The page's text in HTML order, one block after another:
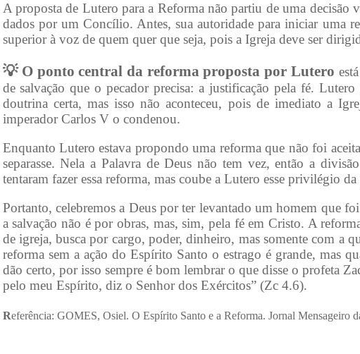
A proposta de Lutero para a Reforma não partiu de uma decisão
dados por um Concílio. Antes, sua autoridade para iniciar uma
superior à voz de quem quer que seja, pois a Igreja deve ser
💡O ponto central da reforma proposta por Lutero
de salvação que o pecador precisa: a justificação pela fé.
doutrina certa, mas isso não aconteceu, pois de imediato a
imperador Carlos V o condenou.
Enquanto Lutero estava propondo uma reforma que não foi
separasse. Nela a Palavra de Deus não tem vez, então a
tentaram fazer essa reforma, mas coube a Lutero esse privilégio da
Portanto, celebremos a Deus por ter levantado um homem que
a salvação não é por obras, mas, sim, pela fé em Cristo. A
de igreja, busca por cargo, poder, dinheiro, mas somente com a
reforma sem a ação do Espírito Santo o estrago é grande, mas
dão certo, por isso sempre é bom lembrar o que disse o profeta
pelo meu Espírito, diz o Senhor dos Exércitos” (Zc 4.6).
Referência: GOMES, Osiel. O Espírito Santo e a Reforma. Jornal Mensageiro